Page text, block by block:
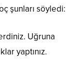
şunları söyledi:
Uğruna
yaptınız.